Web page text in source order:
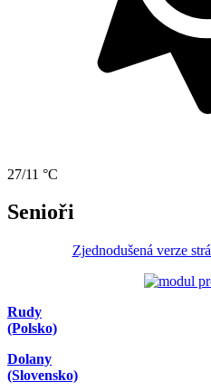
27/11 °C
Senioři
Zjednodušená verze
Rudy
(Polsko)
Dolany
(Slovensko)